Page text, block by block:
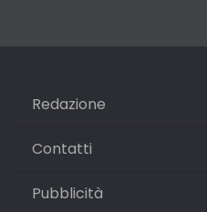
Redazione
Contatti
Pubblicità